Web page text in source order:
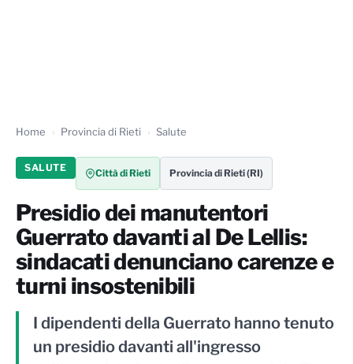
Home Provincia di Rieti Salute
SALUTE Città di Rieti Provincia di Rieti (RI)
Presidio dei manutentori
Guerrato davanti al De Lellis:
sindacati denunciano carenze e
turni insostenibili
I dipendenti della Guerrato hanno tenuto
un presidio davanti all'ingresso